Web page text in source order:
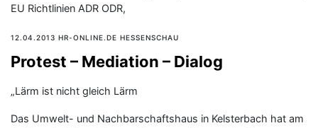
EU Richtlinien ADR ODR,
12.04.2013 HR-ONLINE.DE HESSENSCHAU
Protest – Mediation – Dialog
„Lärm ist nicht gleich Lärm
Das Umwelt- und Nachbarschaftshaus in Kelsterbach hat am